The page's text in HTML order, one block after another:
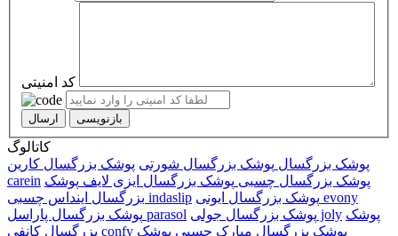
کد امنیتی
کاتالوگ
پوشک بزرگسال پوشک بزرگسال شورتی پوشک بزرگسال کارین
carein
پوشک بزرگسال چسبی پوشک بزرگسال ایزی لایف پوشک
بزرگسال اینداس چسبی indaslip
پوشک بزرگسال ایونی evony
پوشک بزرگسال پاراسل parasol
پوشک بزرگسال جولی joly پوشک
بزرگسال کانفی confy
پوشک بزرگسال مبارک چسبی پوشک